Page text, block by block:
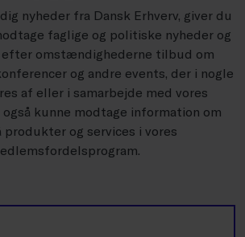
nyheder fra Dansk Erhverv, giver du
faglige og politiske nyheder og
efter omstændighederne tilbud om
og andre events, der i nogle
af eller i samarbejde med vores
kunne modtage information om
produkter og services i vores